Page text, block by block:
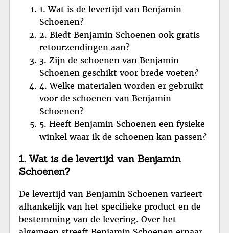
1. Wat is de levertijd van Benjamin
Schoenen?
2. Biedt Benjamin Schoenen ook gratis
retourzendingen aan?
3. Zijn de schoenen van Benjamin
Schoenen geschikt voor brede voeten?
4. Welke materialen worden er gebruikt
voor de schoenen van Benjamin
Schoenen?
5. Heeft Benjamin Schoenen een fysieke
winkel waar ik de schoenen kan passen?
1. Wat is de levertijd van Benjamin
Schoenen?
De levertijd van Benjamin Schoenen varieert
afhankelijk van het specifieke product en de
bestemming van de levering. Over het